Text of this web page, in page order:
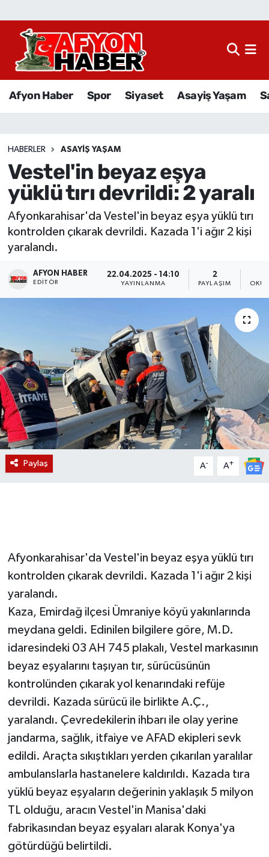
Afyon Haber Spor Siyaset Asayiş Yaşam
HABERLER ASAYIŞ YAŞAM
Vestel'in beyaz eşya
yüklü tırı devrildi: 2 yaralı
Afyonkarahisar'da Vestel'in beyaz eşya yüklü tırı
kontrolden çıkarak devrildi. Kazada 1'i ağır 2 kişi
yaralandı.
AFYON HABER
EDITÖR
22.04.2025 - 14:10
YAYINLANMA
2
PAYLAŞIM
Paylaş A- A+
Afyonkarahisar'da Vestel'in beyaz eşya yüklü tırı
kontrolden çıkarak devrildi. Kazada 1'i ağır 2 kişi
yaralandı.
Kaza, Emirdağ ilçesi Ümraniye köyü yakınlarında
meydana geldi. Edinilen bilgilere göre, M.D.
idaresindeki 03 AH 745 plakalı, Vestel markasının
beyaz eşyalarını taşıyan tır, sürücüsünün
kontrolünden çıkarak yol kenarındaki refüje
devrildi. Kazada sürücü ile birlikte A.Ç.,
yaralandı. Çevredekilerin ihbarı ile olay yerine
jandarma, sağlık, itfaiye ve AFAD ekipleri sevk
edildi. Araçta sıkıştıkları yerden çıkarılan yaralılar
ambulanslarla hastanelere kaldırıldı. Kazada tıra
yüklü beyaz eşyaların değerinin yaklaşık 5 milyon
TL olduğu, aracın Vestel'in Manisa'daki
fabrikasından beyaz eşyaları alarak Konya'ya
götürdüğü belirtildi.
Afyon Haber
Sağlık
Eğitim
Sivil Toplum